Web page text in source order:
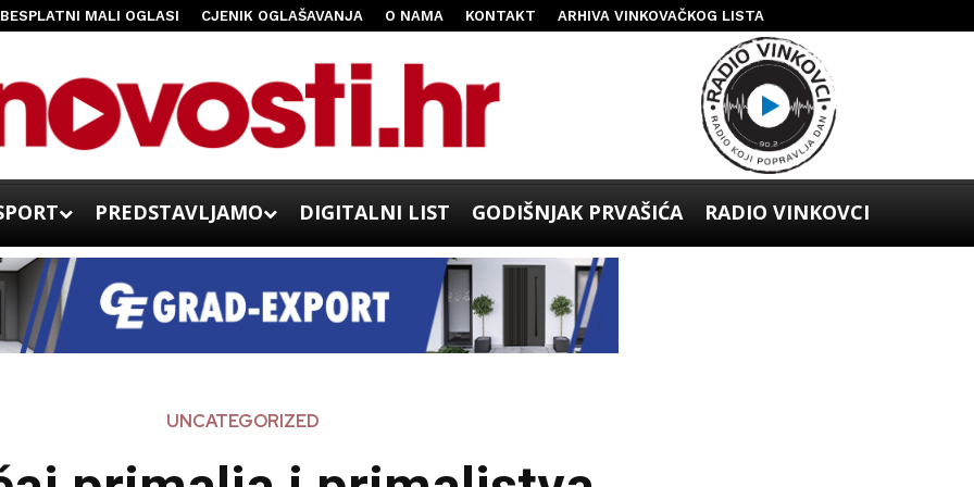
BESPLATNI MALI OGLASI CJENIK OGLAŠAVANJA O NAMA KONTAKT ARHIVA VINKOVAČKOG LISTA
PREDSTAVLJAMO DIGITALNI LIST GODIŠNJAK PRVAŠIĆA RADIO VINKOVCI
UNCATEGORIZED